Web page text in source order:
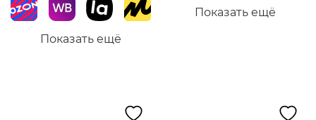
Показать ещё
Показать ещё